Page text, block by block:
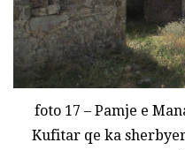
foto 17 – Pamje e
Kufitar qe ka